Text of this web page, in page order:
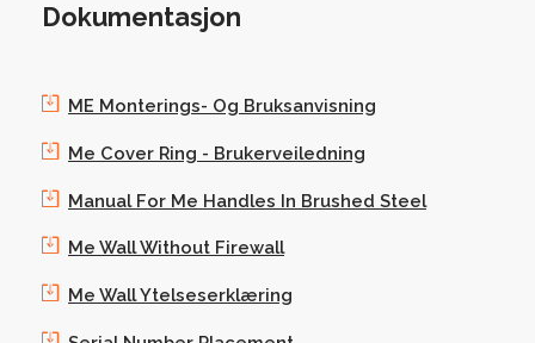
Dokumentasjon
ME Monterings- Og Bruksanvisning
Me Cover Ring - Brukerveiledning
Manual For Me Handles In Brushed Steel
Me Wall Without Firewall
Me Wall Ytelseserklæring